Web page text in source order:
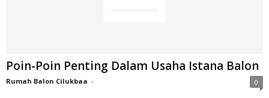
Poin-Poin Penting Dalam Usaha Istana Balon
Rumah Balon Cilukbaa - 0